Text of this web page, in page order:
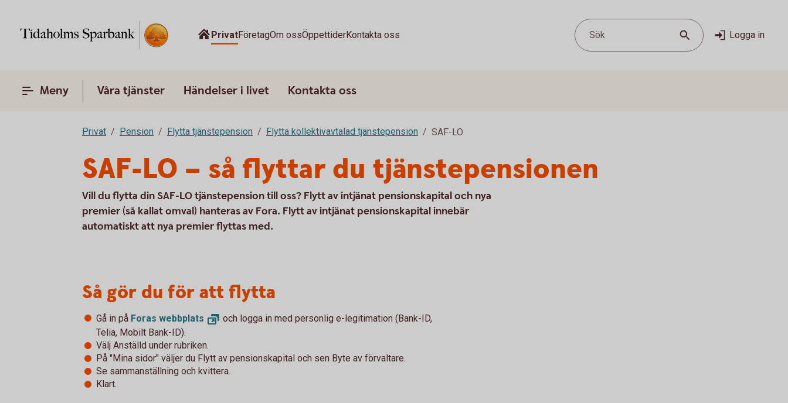
PrivatFöretagOm ossÖppettiderKontakta oss Sök Logga in
Meny Våra tjänster Händelser i livet Kontakta oss
Privat Pension Flytta tjänstepension Flytta kollektivavtalad tjänstepension SAF-LO
SAF-LO – så flyttar du tjänstepensionen
Vill du flytta din SAF-LO tjänstepension till oss? Flytt av intjänat pensionskapital och nya
premier (så kallat omval) hanteras av Fora. Flytt av intjänat pensionskapital innebär
automatiskt att nya premier flyttas med.
Så gör du för att flytta
Gå in på Foras webbplats
och logga in med personlig e-legitimation (Bank-ID,
Telia, Mobilt Bank-ID).
Välj Anställd under rubriken.
På "Mina sidor" väljer du Flytt av pensionskapital och sen Byte av förvaltare.
Se sammanställning och kvittera.
Klart.